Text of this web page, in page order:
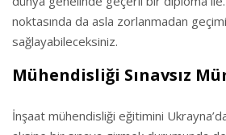
noktasında da asla zorlanmadan
sağlayabileceksiniz.
Mühendisliği Sınavsız
İnşaat mühendisliği eğitimini